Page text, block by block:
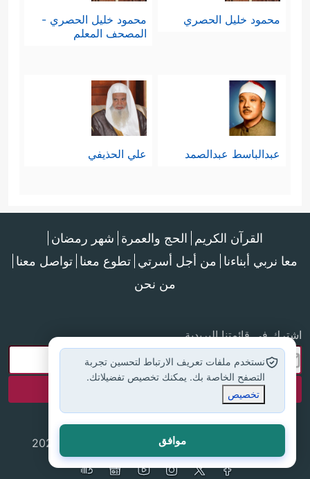
محمود خليل الحصري
محمود خليل الحصري -
المصحف المعلم
عبدالباسط عبدالصمد علي الحذيفي
القرآن الكريم الحج والعمرة شهر رمضان
معا نربي أبناءنا من أجل أسرتي تطوع معنا تواصل معنا
من نحن
اشترك في قائمتنا البريدية
جميع الحقوق محفوظة لموقع إسلام أون لاين © 2025
نستخدم ملفات تعريف الارتباط لتحسين تجربة
التصفح الخاصة بك. يمكنك تخصيص تفضيلاتك.
تخصيص
موافق